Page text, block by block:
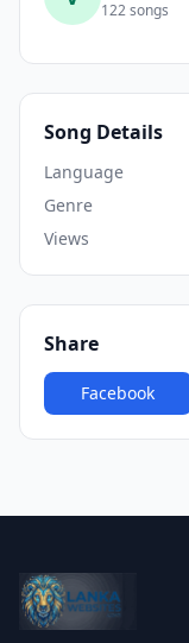
122 songs
Song Details
Language
Genre
Views
Share
Facebook